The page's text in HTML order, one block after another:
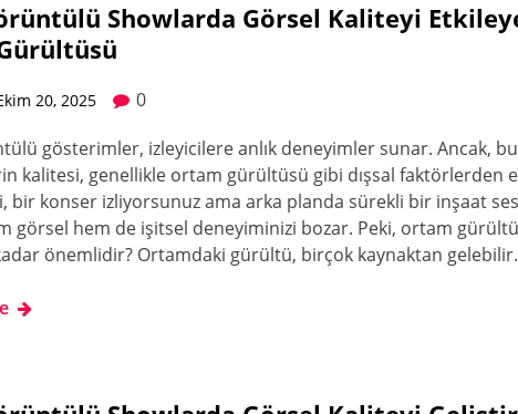
Showlarda Görsel Kaliteyi
20, 2025
0
gösterimler, izleyicilere anlık deneyimler sunar. Ancak, bu
kalitesi, genellikle ortam gürültüsü gibi dışsal faktörlerden
bir konser izliyorsunuz ama arka planda sürekli bir inşaat
görsel hem de işitsel deneyiminizi bozar. Peki, ortam
önemlidir? Ortamdaki gürültü, birçok kaynaktan